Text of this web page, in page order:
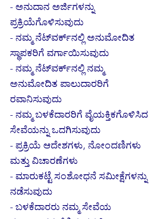
- ಅನುದಾನ ಅರ್ಜಿಗಳನ್ನು
ಪ್ರಕ್ರಿಯೆಗೊಳಿಸುವುದು
- ನಮ್ಮ ನೆಟ್‌ವರ್ಕ್‌ನಲ್ಲಿ ಅನುಮೋದಿತ
ಸ್ಥಾಪಕರಿಗೆ ವರ್ಗಾಯಿಸುವುದು
- ನಮ್ಮ ನೆಟ್‌ವರ್ಕ್‌ನಲ್ಲಿ ನಮ್ಮ
ಅನುಮೋದಿತ ಪಾಲುದಾರರಿಗೆ
ರವಾನಿಸುವುದು
- ನಮ್ಮ ಬಳಕೆದಾರರಿಗೆ ವೈಯಕ್ತಿಕಗೊಳಿಸಿದ
ಸೇವೆಯನ್ನು ಒದಗಿಸುವುದು
- ಪ್ರಕ್ರಿಯೆ ಆದೇಶಗಳು, ನೋಂದಣಿಗಳು
ಮತ್ತು ವಿಚಾರಣೆಗಳು
- ಮಾರುಕಟ್ಟೆ ಸಂಶೋಧನೆ ಸಮೀಕ್ಷೆಗಳನ್ನು
ನಡೆಸುವುದು
- ಬಳಕೆದಾರರು ನಮ್ಮ ಸೇವೆಯ